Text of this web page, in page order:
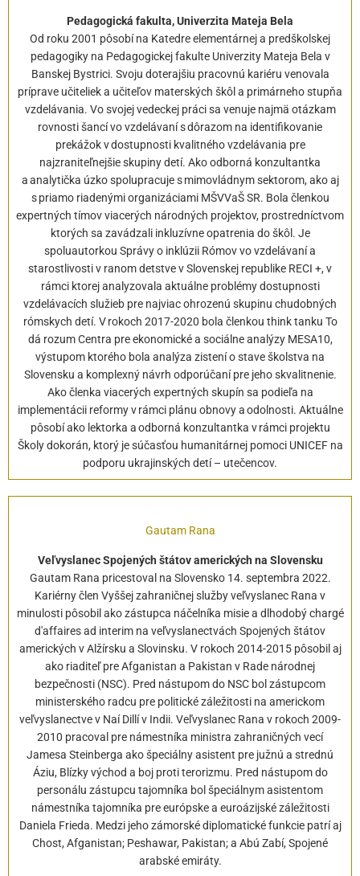
Pedagogická fakulta, Univerzita Mateja Bela
Od roku 2001 pôsobí na Katedre elementárnej a predškolskej
pedagogiky na Pedagogickej fakulte Univerzity Mateja Bela v
Banskej Bystrici. Svoju doterajšiu pracovnú kariéru venovala
príprave učiteliek a učiteľov materských škôl a primárneho stupňa
vzdelávania. Vo svojej vedeckej práci sa venuje najmä otázkam
rovnosti šancí vo vzdelávaní s dôrazom na identifikovanie
prekážok v dostupnosti kvalitného vzdelávania pre
najzraniteľnejšie skupiny detí. Ako odborná konzultantka
a analytička úzko spolupracuje s mimovládnym sektorom, ako aj
s priamo riadenými organizáciami MŠVVaŠ SR. Bola členkou
expertných tímov viacerých národných projektov, prostredníctvom
ktorých sa zavádzali inkluzívne opatrenia do škôl. Je
spoluautorkou Správy o inklúzii Rómov vo vzdelávaní a
starostlivosti v ranom detstve v Slovenskej republike RECI +, v
rámci ktorej analyzovala aktuálne problémy dostupnosti
vzdelávacích služieb pre najviac ohrozenú skupinu chudobných
rómskych detí. V rokoch 2017-2020 bola členkou think tanku To
dá rozum Centra pre ekonomické a sociálne analýzy MESA10,
výstupom ktorého bola analýza zistení o stave školstva na
Slovensku a komplexný návrh odporúčaní pre jeho skvalitnenie.
Ako členka viacerých expertných skupín sa podieľa na
implementácii reformy v rámci plánu obnovy a odolnosti. Aktuálne
pôsobí ako lektorka a odborná konzultantka v rámci projektu
Školy dokorán, ktorý je súčasťou humanitárnej pomoci UNICEF na
podporu ukrajinských detí – utečencov.
Gautam Rana
Veľvyslanec Spojených štátov amerických na Slovensku
Gautam Rana pricestoval na Slovensko 14. septembra 2022.
Kariérny člen Vyššej zahraničnej služby veľvyslanec Rana v
minulosti pôsobil ako zástupca náčelníka misie a dlhodobý chargé
d'affaires ad interim na veľvyslanectvách Spojených štátov
amerických v Alžírsku a Slovinsku. V rokoch 2014-2015 pôsobil aj
ako riaditeľ pre Afganistan a Pakistan v Rade národnej
bezpečnosti (NSC). Pred nástupom do NSC bol zástupcom
ministerského radcu pre politické záležitosti na americkom
veľvyslanectve v Naí Dillí v Indii. Veľvyslanec Rana v rokoch 2009-
2010 pracoval pre námestníka ministra zahraničných vecí
Jamesa Steinberga ako špeciálny asistent pre južnú a strednú
Áziu, Blízky východ a boj proti terorizmu. Pred nástupom do
personálu zástupcu tajomníka bol špeciálnym asistentom
námestníka tajomníka pre európske a euroázijské záležitosti
Daniela Frieda. Medzi jeho zámorské diplomatické funkcie patrí aj
Chost, Afganistan; Peshawar, Pakistan; a Abú Zabí, Spojené
arabské emiráty.